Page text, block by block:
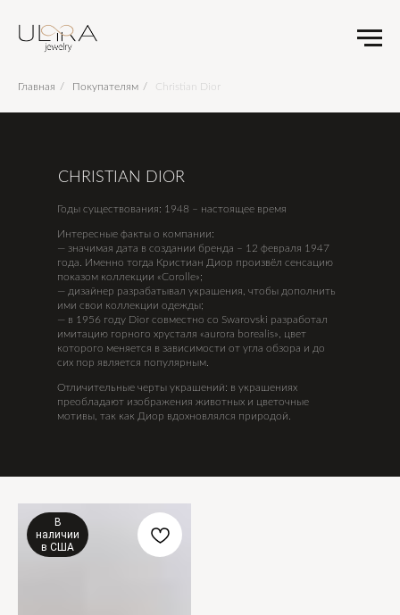
Главная / Покупателям / Christian Dior
CHRISTIAN DIOR
Годы существования: 1948 – настоящее время
Интересные факты о компании:
— значимая дата в создании бренда – 12 февраля 1947
года. Именно тогда Кристиан Диор произвёл сенсацию
показом коллекции «Corolle»;
— дизайнер разрабатывал украшения, чтобы дополнить
ими свои коллекции одежды;
— в 1956 году Dior совместно со Swarovski разработал
имитацию горного хрусталя «aurora borealis», цвет
которого меняется в зависимости от угла обзора и до
сих пор является популярным.
Отличительные черты украшений: в украшениях
преобладают изображения животных и цветочные
мотивы, так как Диор вдохновлялся природой.
В
наличии
в США